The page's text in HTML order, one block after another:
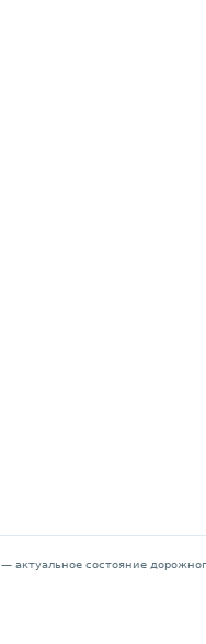
— актуальное состояние